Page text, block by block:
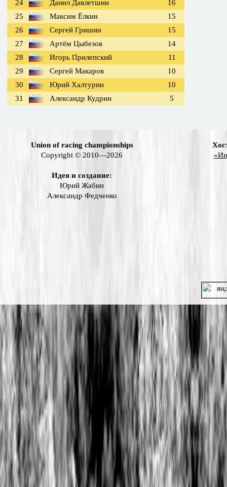
24 Данил Давлетшин
16
25
Максим Ёлкин
15
26
Сергей Гришин
15
27
Артём Цыбезов
14
28
Игорь Прилепский
11
29
Сергей Макаров
10
30
Юрий Халтурин
10
31
Александр Кудрин 5
Union of racing championships
Copyright © 2010—2026
Идея и создание:
Юрий Жабин
Александр Федченко